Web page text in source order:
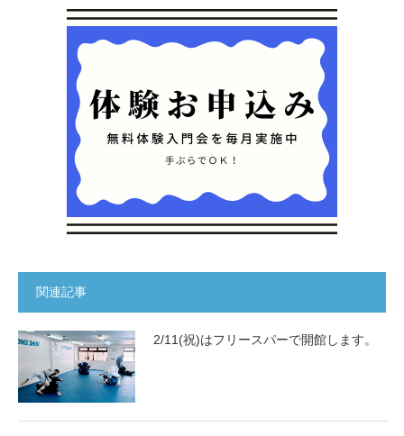
関連記事
2/11(祝)はフリースパーで開館します。